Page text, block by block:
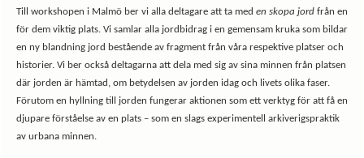
Till workshopen i Malmö ber vi alla deltagare att ta med en skopa jordfrån en
för dem viktig plats. Vi samlar alla jordbidrag i en gemensam kruka som bildar
en ny blandning jord bestående av fragment från våra respektive platser och
historier. Vi ber också deltagarna att dela med sig av sina minnen från platsen
där jorden är hämtad, om betydelsen av jorden idag och livets olika faser.
Förutom en hyllning till jorden fungerar aktionen som ett verktyg för att få en
djupare förståelse av en plats – som en slags experimentell arkiverigspraktik
av urbana minnen.